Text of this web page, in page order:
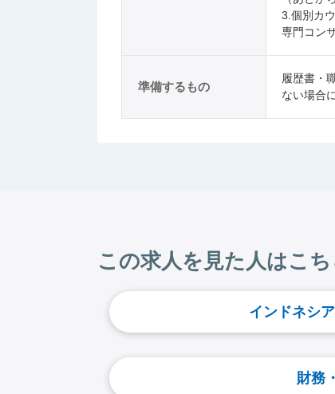
3.個別カ
専門コン
準備するもの
履歴書・
ない場合
この求人を見た人はこ
インドネシ
財務